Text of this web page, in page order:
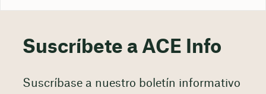
Suscríbete a ACE Info
Suscríbase a nuestro boletín informativo